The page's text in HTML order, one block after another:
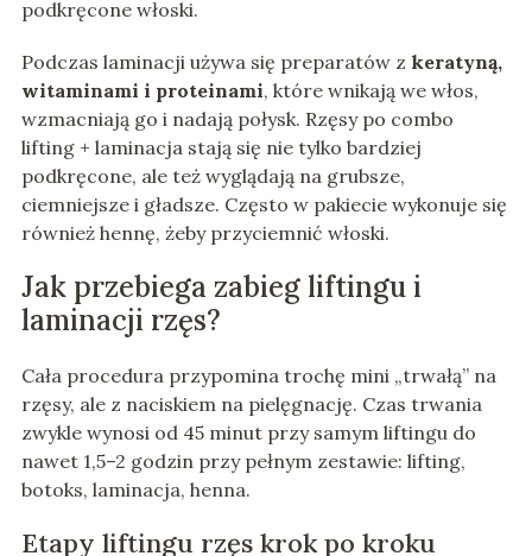
podkręcone włoski.
Podczas laminacji używa się preparatów z keratyną,
witaminami i proteinami, które wnikają we włos,
wzmacniają go i nadają połysk. Rzęsy po combo
lifting + laminacja stają się nie tylko bardziej
podkręcone, ale też wyglądają na grubsze,
ciemniejsze i gładsze. Często w pakiecie wykonuje się
również hennę, żeby przyciemnić włoski.
Jak przebiega zabieg liftingu i
laminacji rzęs?
Cała procedura przypomina trochę mini „trwałą” na
rzęsy, ale z naciskiem na pielęgnację. Czas trwania
zwykle wynosi od 45 minut przy samym liftingu do
nawet 1,5–2 godzin przy pełnym zestawie: lifting,
botoks, laminacja, henna.
Etapy liftingu rzęs krok po kroku